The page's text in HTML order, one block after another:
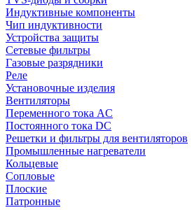
Индуктивные компоненты
Чип индуктивности
Устройства защиты
Сетевые фильтры
Газовые разрядники
Реле
Установочные изделия
Вентиляторы
Переменного тока AC
Постоянного тока DC
Решетки и фильтры для вентиляторов
Промышленные нагреватели
Кольцевые
Сопловые
Плоские
Патронные